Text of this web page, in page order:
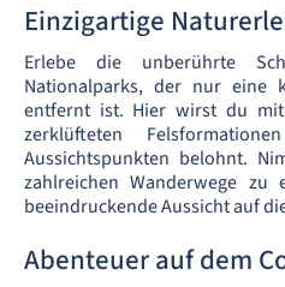
Einzigartige
Erlebe die unberührte
Nationalparks, der nur eine
entfernt ist. Hier wirst du mit
zerklüfteten
Aussichtspunkten belohnt.
zahlreichen Wanderwege
beeindruckende Aussicht auf
Abenteuer auf dem